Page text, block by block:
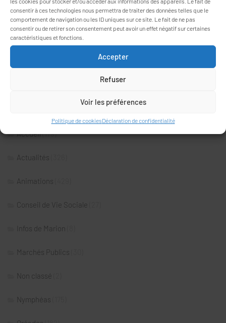
consentir à ces technologies nous permettra de traiter des données telles que le
comportement de navigation ou les ID uniques sur ce site. Le fait de ne pas
consentir ou de retirer son consentement peut avoir un effet négatif sur certaines
caractéristiques et fonctions.
Accepter
Refuser
Voir les préférences
Politique de cookiesDéclaration de confidentialité
1 juillet 2026
Marché Public : travaux de réfection des terrasses
4 juin 2026
Conseil de la Vie Sociale du 18 décembre 2025
Accueil(179)
Actualités
Animations
Conseil de Vie Sociale
Infos de Marion
Marchés Publics
Non classé
Nymphéas